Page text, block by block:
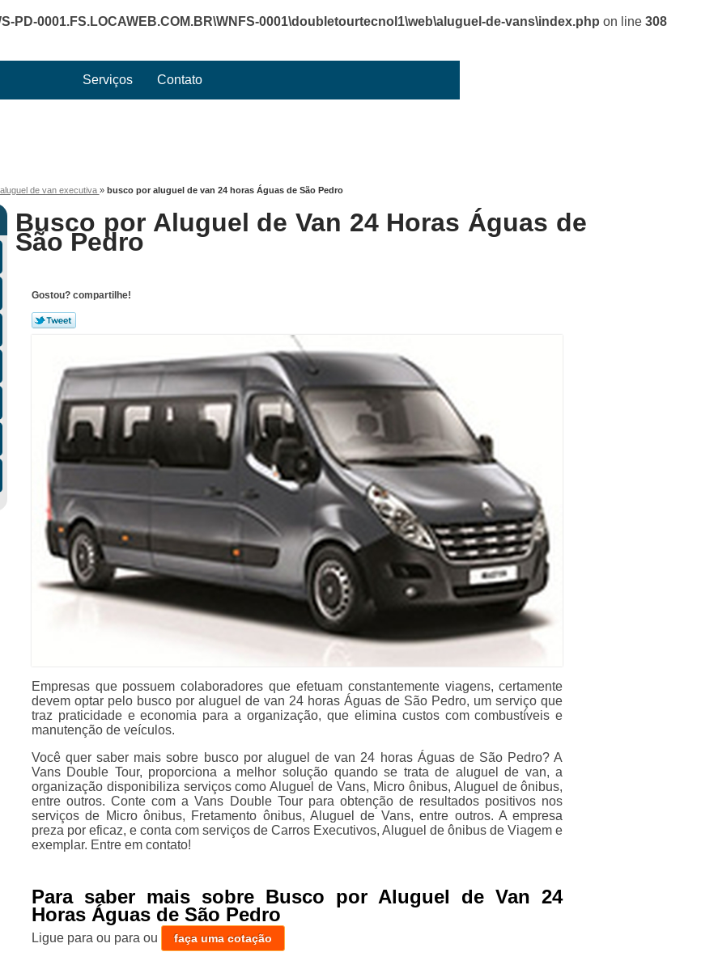
PD-0001.FS.LOCAWEB.COM.BR\WNFS-0001\doubletourtecnol1\web\aluguel-de-vans\index.php on line 308
Serviços Contato
aluguel de van executiva » busco por aluguel de van 24 horas Águas de São Pedro
Busco por Aluguel de Van 24 Horas Águas de
São Pedro
Gostou? compartilhe!
Empresas que possuem colaboradores que efetuam constantemente viagens, certamente
devem optar pelo busco por aluguel de van 24 horas Águas de São Pedro, um serviço que
traz praticidade e economia para a organização, que elimina custos com combustíveis e
manutenção de veículos.
Você quer saber mais sobre busco por aluguel de van 24 horas Águas de São Pedro? A
Vans Double Tour, proporciona a melhor solução quando se trata de aluguel de van, a
organização disponibiliza serviços como Aluguel de Vans, Micro ônibus, Aluguel de ônibus,
entre outros. Conte com a Vans Double Tour para obtenção de resultados positivos nos
serviços de Micro ônibus, Fretamento ônibus, Aluguel de Vans, entre outros. A empresa
preza por eficaz, e conta com serviços de Carros Executivos, Aluguel de ônibus de Viagem e
exemplar. Entre em contato!
Para saber mais sobre Busco por Aluguel de Van 24
Horas Águas de São Pedro
Ligue para ou para ou faça uma cotação